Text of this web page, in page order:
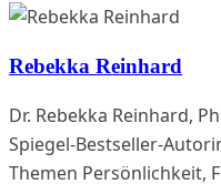
Rebekka Reinhard
Dr. Rebekka Reinhard,
Spiegel-Bestseller-
Themen Persönlichkeit,